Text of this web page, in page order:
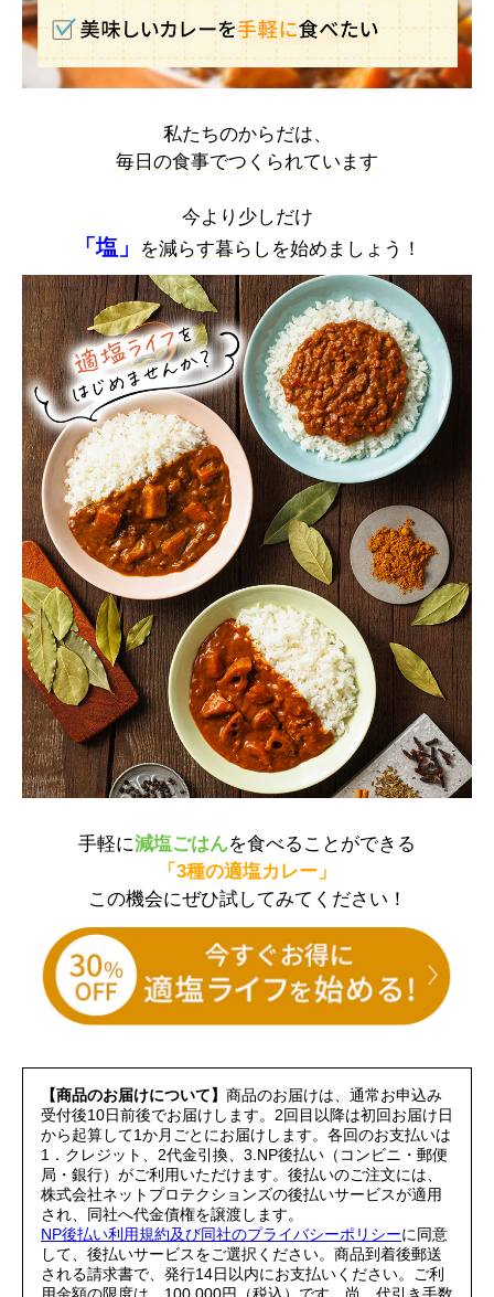
私たちのからだは、
毎日の食事でつくられています
今より少しだけ
「塩」 を減らす暮らし を始めましょう！
手軽に減塩ごはんを食べることができる
「3種の適塩カレー」
この機会にぜひ試してみてください！
【商品のお届けについて】 商品のお届けは、通常お申込み
受付後10日前後でお届けします。2回目以降は初回お届け日
から起算して1か月ごとにお届けします。各回のお支払いは
1．クレジット、2代金引換、3.NP後払い（コンビニ・郵便
局・銀行）がご利用いただけます。後払いのご注文には、
株式会社ネットプロテクションズの後払いサービスが適用
され、同社へ代金債権を譲渡します。
NP後払い利用規約及び同社のプライバシーポリシーに同意
して、後払いサービスをご選択ください。商品到着後郵送
される請求書で、発行14日以内にお支払いください。ご利